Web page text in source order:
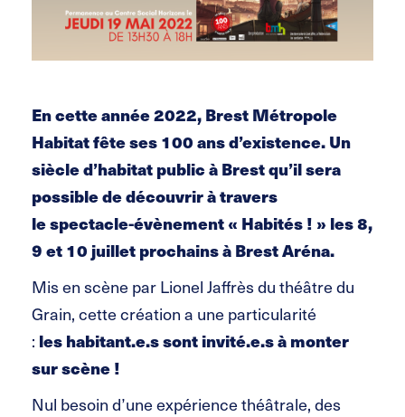
En cette année 2022, Brest Métropole
Habitat fête ses 100 ans d’existence. Un
siècle d’habitat public à Brest qu’il sera
possible de découvrir à travers
le spectacle-évènement « Habités ! » les 8,
9 et 10 juillet prochains à Brest Aréna.
Mis en scène par Lionel Jaffrès du théâtre du
Grain, cette création a une particularité
: les habitant.e.s sont invité.e.s à monter
sur scène !
Nul besoin d’une expérience théâtrale, des